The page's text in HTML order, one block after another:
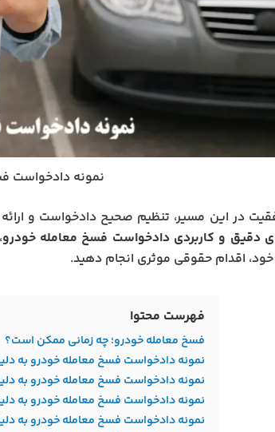
نمونه دادخواست
در این مسیر، تنظیم صحیح دادخواست و
دقیق و کاربردی دادخواست فسخ معامله خودرو
اقدام حقوقی موثری انجام دهید.
فهرست محتوا
فسخ معامله خودرو؛ چه زمانی ممکن است؟
نمونه دادخواست فسخ معامله خودرو به
نمونه دادخواست فسخ معامله خودرو به
نمونه دادخواست فسخ معامله خودرو به
نمونه دادخواست فسخ معامله خودرو به